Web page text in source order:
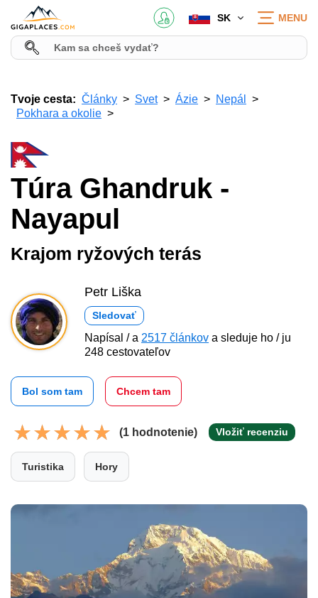
SK MENU
Tvoje cesta: Články Svet Ázie
Nepál
Pokhara a okolie
Túra Ghandruk -
Nayapul
Krajom ryžových terás
Petr Liška
Sledovať
Napísal / a 2517 článkov a sleduje ho / ju
248 cestovateľov
Bol som tam Chcem tam
(1 hodnotenie) Vložiť recenziu
Turistika Hory